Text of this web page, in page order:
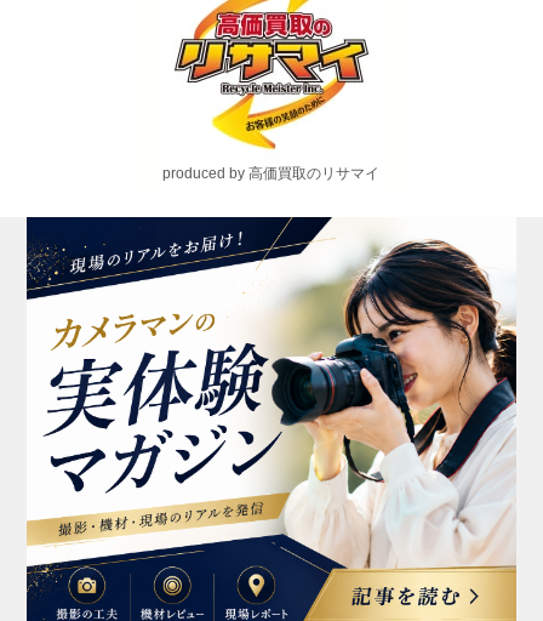
produced by 高価買取のリサマイ